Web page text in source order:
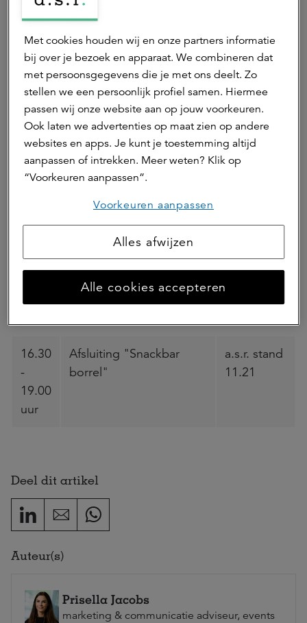
10.00
16.30
uur
3D touchtable van
CubeHouse op de stand
11.21
11.00
11.30
uur
Inspiratiesessie:
"samenwerken in het
buitengebied"
windturbines,
elektriciteitsopslagen en
een natuurbegraafplaats
a.s.r. stand
11.21
-
Waarde van jouw
vastgoed in een
veranderend klimaat:
fysieke klimaatrisico's in
16.30
-
19.00
uur
Afsluiting "Snackbar
borrel"
a.s.r. stand
11.21
Deel dit artikel
Auteur(s)
Prisella Jacobs
marketing & communicatie adviseur, events
Met cookies houden wij en onze partners informatie
bij over je bezoek en apparaat. We combineren dat
met persoonsgegevens die je met ons deelt. Zo
stellen we een persoonlijk profiel samen. Hiermee
passen wij onze website aan op jouw voorkeuren.
Ook laten we advertenties op maat zien op andere
websites en apps. Je kunt je toestemming altijd
aanpassen of intrekken. Meer weten? Klik op
“Voorkeuren aanpassen”.
Voorkeuren aanpassen
Alles afwijzen
Alle cookies accepteren